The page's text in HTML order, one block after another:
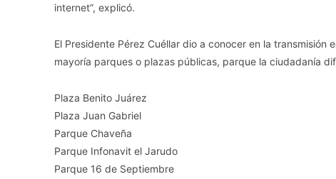
internet”, explicó.
El Presidente Pérez Cuéllar dio a conocer en la
mayoría parques o plazas públicas, parque la ciudadanía
Plaza Benito Juárez
Plaza Juan Gabriel
Parque Chaveña
Parque Infonavit el Jarudo
Parque 16 de Septiembre